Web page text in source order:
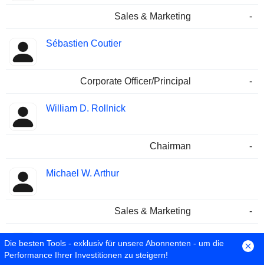
Sales & Marketing -
Sébastien Coutier
Corporate Officer/Principal -
William D. Rollnick
Chairman -
Michael W. Arthur
Sales & Marketing -
William Stavro
Die besten Tools - exklusiv für unsere Abonnenten - um die
Performance Ihrer Investitionen zu steigern!